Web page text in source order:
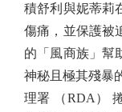
積舒利與妮蒂莉
傷痛，並保護被
的「風商族」幫
神秘且極其殘暴
理署 （RDA）